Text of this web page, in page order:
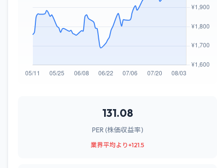
131.08
PER (株価収益率)
業界平均より+121.5